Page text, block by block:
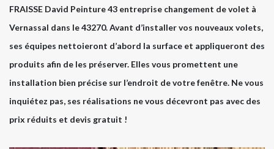
FRAISSE David Peinture 43 entreprise changement de volet à
Vernassal dans le 43270. Avant d’installer vos nouveaux volets,
ses équipes nettoieront d’abord la surface et appliqueront des
produits afin de les préserver. Elles vous promettent une
installation bien précise sur l’endroit de votre fenêtre. Ne vous
inquiétez pas, ses réalisations ne vous décevront pas avec des
prix réduits et devis gratuit !